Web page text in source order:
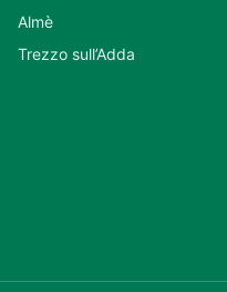
Almè
Trezzo sull’Adda